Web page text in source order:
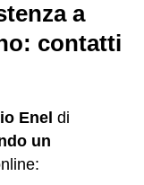
a
contatti
Enel di
un